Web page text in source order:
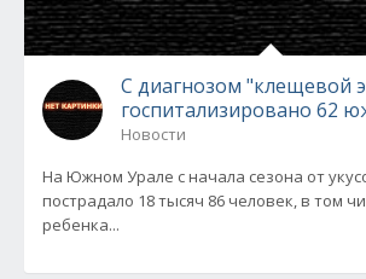
С диагнозом "клещевой
госпитализировано 62
Новости
На Южном Урале с начала сезона от
пострадало 18 тысяч 86 человек, в том
ребенка...